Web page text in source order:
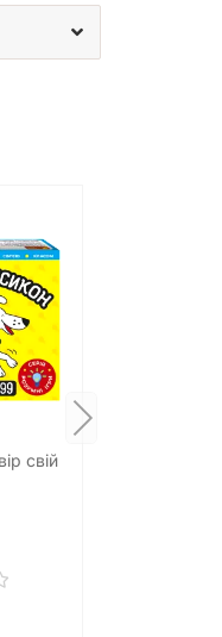
свій